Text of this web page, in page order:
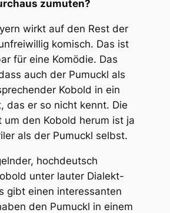
zumuten?
wirkt auf den Rest der
komisch. Das ist
für eine Komödie. Das
auch der Pumuckl als
Kobold in ein
das er so nicht kennt. Die
um den Kobold herum ist ja
als der Pumuckl selbst.
hochdeutsch
unter lauter Dialekt-
gibt einen interessanten
den Pumuckl in einem